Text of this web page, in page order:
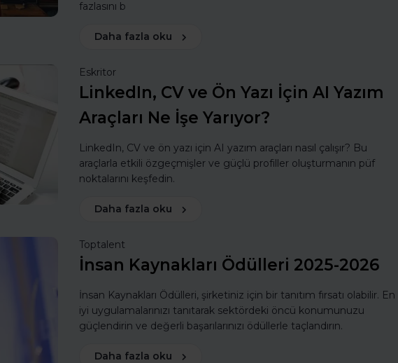
fazlasını b
Daha fazla oku
Eskritor
LinkedIn, CV ve Ön Yazı İçin AI Yazım
Araçları Ne İşe Yarıyor?
LinkedIn, CV ve ön yazı için AI yazım araçları nasıl çalışır? Bu
araçlarla etkili özgeçmişler ve güçlü profiller oluşturmanın püf
noktalarını keşfedin.
Daha fazla oku
Toptalent
İnsan Kaynakları Ödülleri 2025-2026
İnsan Kaynakları Ödülleri, şirketiniz için bir tanıtım fırsatı olabilir. En
iyi uygulamalarınızı tanıtarak sektördeki öncü konumunuzu
güçlendirin ve değerli başarılarınızı ödüllerle taçlandırın.
Daha fazla oku